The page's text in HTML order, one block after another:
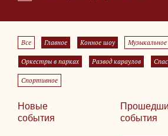
Все Главное Конное шоу Музыкальное
Оркестры в парках Развод караулов
Спортивное
Новые
события
события